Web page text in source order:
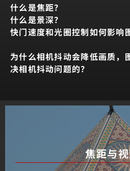
什么是焦距？
什么是景深？
快门速度和光圈控制如何影响
为什么相机抖动会降低画质，
决相机抖动问题的？
焦距与